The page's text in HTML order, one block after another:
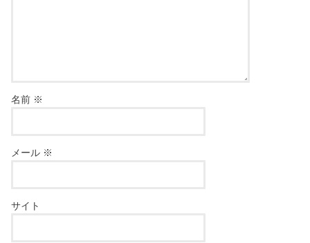
名前 ※
メール ※
サイト